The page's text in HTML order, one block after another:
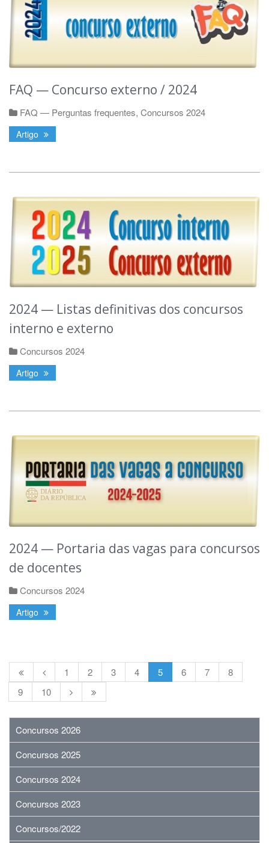
FAQ — Concurso externo / 2024
FAQ — Perguntas frequentes, Concursos 2024
Artigo
2024 — Listas definitivas dos concursos
interno e externo
Concursos 2024
Artigo
2024 — Portaria das vagas para concursos
de docentes
Concursos 2024
Artigo
1 2 3 4 5 6 7
8
9
10
Concursos 2026
Concursos 2025
Concursos 2024
Concursos 2023
Concursos/2022